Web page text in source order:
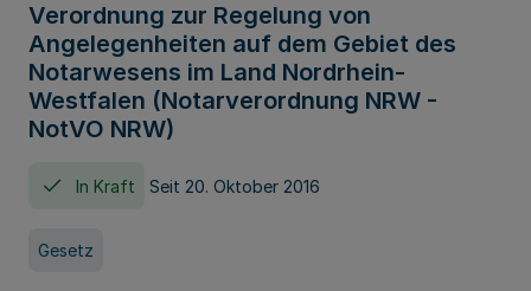
Verordnung zur Regelung von
Angelegenheiten auf dem Gebiet des
Notarwesens im Land Nordrhein-
Westfalen (Notarverordnung NRW -
NotVO NRW)
In Kraft Seit 20. Oktober 2016
Gesetz